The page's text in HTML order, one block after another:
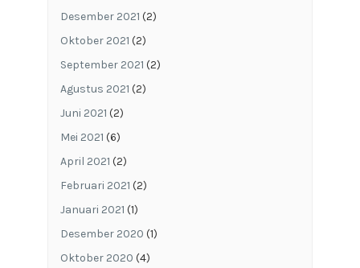
Desember 2021 (2)
Oktober 2021 (2)
September 2021 (2)
Agustus 2021 (2)
Juni 2021 (2)
Mei 2021 (6)
April 2021 (2)
Februari 2021 (2)
Januari 2021 (1)
Desember 2020 (1)
Oktober 2020 (4)